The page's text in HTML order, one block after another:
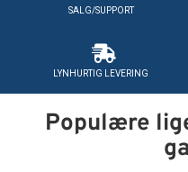
Tilbehør
SALG/SUPPORT
LYNHURTIG LEVERING
Populære